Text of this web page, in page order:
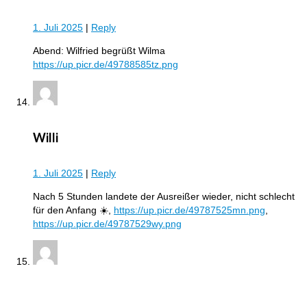
1. Juli 2025 | Reply
Abend: Wilfried begrüßt Wilma
https://up.picr.de/49788585tz.png
Willi
1. Juli 2025 | Reply
Nach 5 Stunden landete der Ausreißer wieder, nicht schlecht
für den Anfang ☀️, https://up.picr.de/49787525mn.png
https://up.picr.de/49787529wy.png